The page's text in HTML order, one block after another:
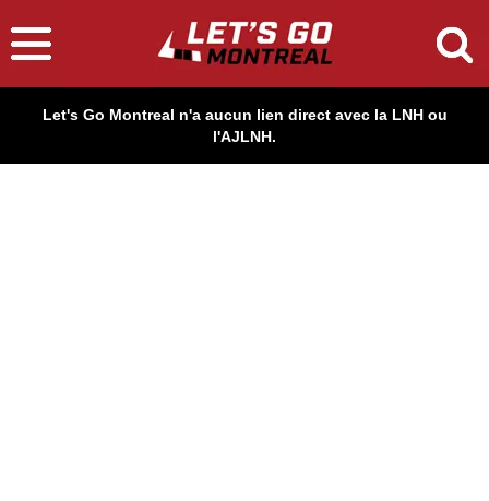
Let's Go Montreal n'a aucun lien direct avec la LNH ou
l'AJLNH.